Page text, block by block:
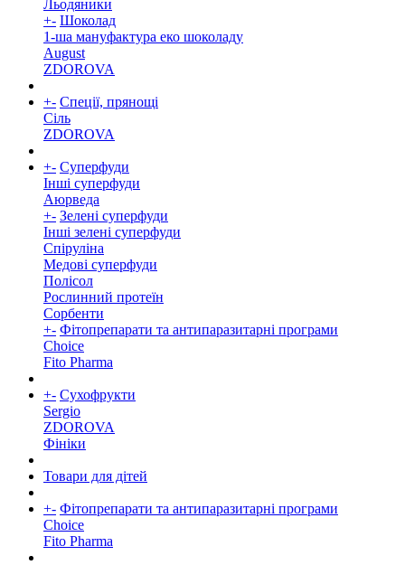
Льодяники
+- Шоколад
1-ша мануфактура еко шоколаду
August
ZDOROVA
+- Спеції, прянощі
Cіль
ZDOROVA
+- Суперфуди
Інші суперфуди
Аюрведа
+- Зелені суперфуди
Інші зелені суперфуди
Спіруліна
Медові суперфуди
Полісол
Рослинний протеїн
Сорбенти
+- Фітопрепарати та антипаразитарні програми
Choice
Fito Pharma
+- Сухофрукти
Sergio
ZDOROVA
Фініки
Товари для дітей
+- Фітопрепарати та антипаразитарні програми
Choice
Fito Pharma